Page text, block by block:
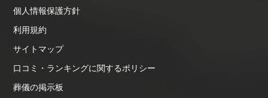
個人情報保護方針
利用規約
サイトマップ
口コミ・ランキングに関するポリシー
葬儀の掲示板